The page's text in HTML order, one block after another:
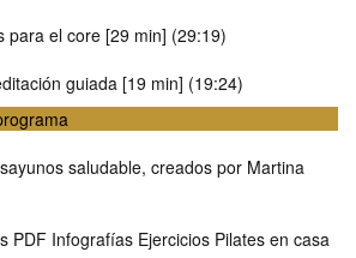
para el core [29 min] (29:19)
guiada [19 min] (19:24)
saludable, creados por Martina
PDF Infografías Ejercicios Pilates en casa